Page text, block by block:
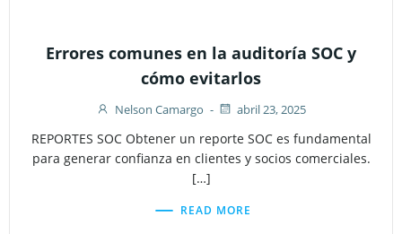
Errores comunes en la auditoría SOC y
cómo evitarlos
Nelson Camargo - abril 23, 2025
REPORTES SOC Obtener un reporte SOC es fundamental
para generar confianza en clientes y socios comerciales.
[…]
READ MORE